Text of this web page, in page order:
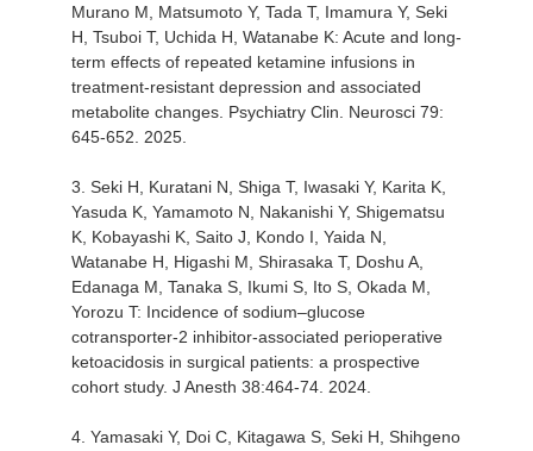
Murano M, Matsumoto Y, Tada T, Imamura Y, Seki
H, Tsuboi T, Uchida H, Watanabe K: Acute and long‐
term effects of repeated ketamine infusions in
treatment‐resistant depression and associated
metabolite changes. Psychiatry Clin. Neurosci 79:
645-652. 2025.
3. Seki H, Kuratani N, Shiga T, Iwasaki Y, Karita K,
Yasuda K, Yamamoto N, Nakanishi Y, Shigematsu
K, Kobayashi K, Saito J, Kondo I, Yaida N,
Watanabe H, Higashi M, Shirasaka T, Doshu A,
Edanaga M, Tanaka S, Ikumi S, Ito S, Okada M,
Yorozu T: Incidence of sodium–glucose
cotransporter-2 inhibitor-associated perioperative
ketoacidosis in surgical patients: a prospective
cohort study. J Anesth 38:464-74. 2024.
4. Yamasaki Y, Doi C, Kitagawa S, Seki H, Shihgeno